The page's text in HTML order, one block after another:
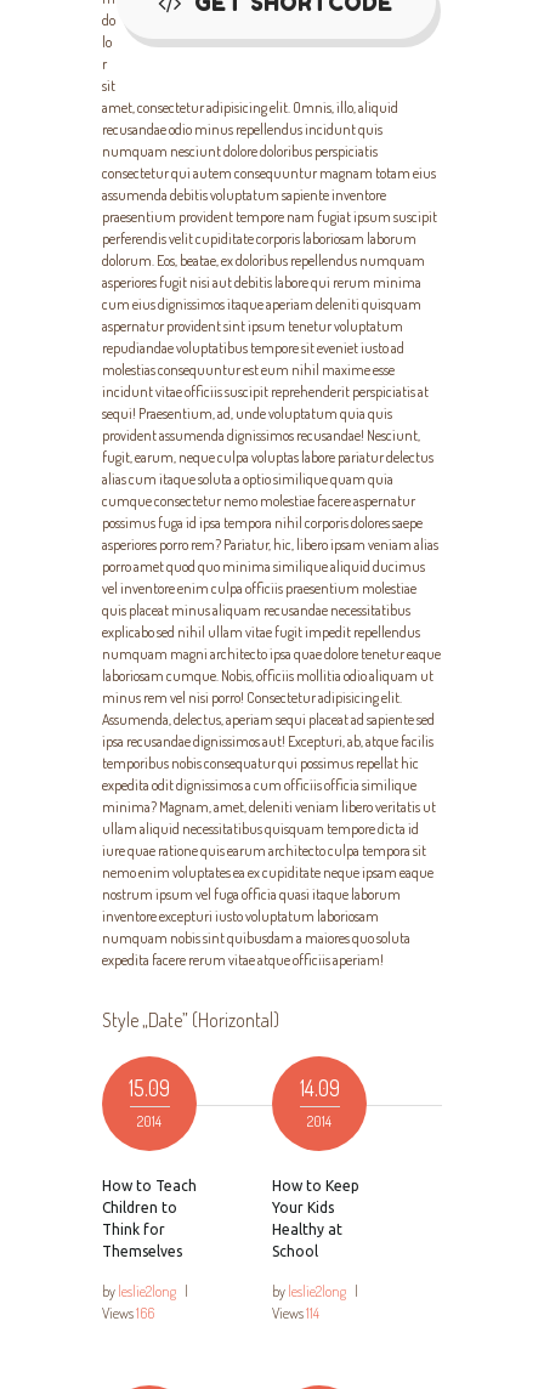
do
lo
r
sit
amet, consectetur adipisicing elit. Omnis, illo, aliquid
recusandae odio minus repellendus incidunt quis
numquam nesciunt dolore doloribus perspiciatis
consectetur qui autem consequuntur magnam totam eius
assumenda debitis voluptatum sapiente inventore
praesentium provident tempore nam fugiat ipsum suscipit
perferendis velit cupiditate corporis laboriosam laborum
dolorum. Eos, beatae, ex doloribus repellendus numquam
asperiores fugit nisi aut debitis labore qui rerum minima
cum eius dignissimos itaque aperiam deleniti quisquam
aspernatur provident sint ipsum tenetur voluptatum
repudiandae voluptatibus tempore sit eveniet iusto ad
molestias consequuntur est eum nihil maxime esse
incidunt vitae officiis suscipit reprehenderit perspiciatis at
sequi! Praesentium, ad, unde voluptatum quia quis
provident assumenda dignissimos recusandae! Nesciunt,
fugit, earum, neque culpa voluptas labore pariatur delectus
alias cum itaque soluta a optio similique quam quia
cumque consectetur nemo molestiae facere aspernatur
possimus fuga id ipsa tempora nihil corporis dolores saepe
asperiores porro rem? Pariatur, hic, libero ipsam veniam alias
porro amet quod quo minima similique aliquid ducimus
vel inventore enim culpa officiis praesentium molestiae
quis placeat minus aliquam recusandae necessitatibus
explicabo sed nihil ullam vitae fugit impedit repellendus
numquam magni architecto ipsa quae dolore tenetur eaque
laboriosam cumque. Nobis, officiis mollitia odio aliquam ut
minus rem vel nisi porro! Consectetur adipisicing elit.
Assumenda, delectus, aperiam sequi placeat ad sapiente sed
ipsa recusandae dignissimos aut! Excepturi, ab, atque facilis
temporibus nobis consequatur qui possimus repellat hic
expedita odit dignissimos a cum officiis officia similique
minima? Magnam, amet, deleniti veniam libero veritatis ut
ullam aliquid necessitatibus quisquam tempore dicta id
iure quae ratione quis earum architecto culpa tempora sit
nemo enim voluptates ea ex cupiditate neque ipsam eaque
nostrum ipsum vel fuga officia quasi itaque laborum
inventore excepturi iusto voluptatum laboriosam
numquam nobis sint quibusdam a maiores quo soluta
expedita facere rerum vitae atque officiis aperiam!
Style „Date” (Horizontal)
15.09
2014
How to Teach
Children to
Think for
Themselves
by leslie2long
Views166
14.09
2014
How to Keep
Your Kids
Healthy at
School
by leslie2long
Views114